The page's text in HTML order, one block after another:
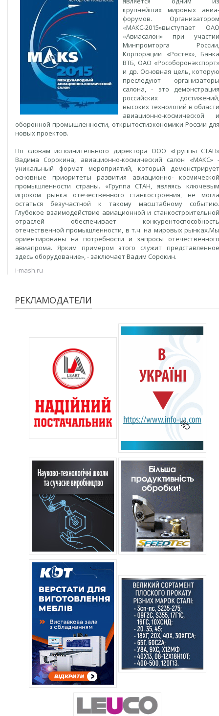
крупнейших мировых авиа-
форумов. Организатором
«МАКС-2015»выступает ОАО
«Авиасалон» при участии
Минпромторга России,
Корпорации «Ростех», Банка
ВТБ, ОАО «Рособоронэкспорт»
и др. Основная цель, которую
преследуют организаторы
салона, - это демонстрация
российских достижений,
высоких технологий в области
авиационно-космической и
оборонной промышленности, открытостиэкономики России для
новых проектов.
По словам исполнительного директора ООО «Группы СТАН»
Вадима Сорокина, авиационно-космический салон «МАКС» -
уникальный формат мероприятий, который демонстрирует
основные приоритеты развития авиационно- космической
промышленности страны. «Группа СТАН, являясь ключевым
игроком рынка отечественного станкостроения, не могла
остаться безучастной к такому масштабному событию.
Глубокое взаимодействие авиационной и станкостроительной
отраслей обеспечивает конкурентоспособность
отечественной промышленности, в т.ч. на мировых рынках.Мы
ориентированы на потребности и запросы отечественного
авиапрома. Ярким примером этого служит представленное
здесь оборудование», - заключает Вадим Сорокин.
i-mash.ru
РЕКЛАМОДАТЕЛИ